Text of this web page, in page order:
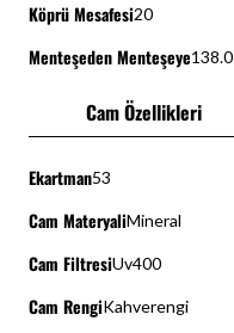
Köprü Mesafesi20
Menteşeden Menteşeye138.0
Cam Özellikleri
Ekartman53
Cam MateryaliMineral
Cam FiltresiUv400
Cam RengiKahverengi